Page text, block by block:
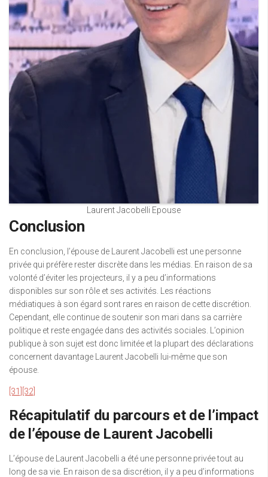
Laurent Jacobelli Epouse
Conclusion
En conclusion, l’épouse de Laurent Jacobelli est une personne
privée qui préfère rester discrète dans les médias. En raison de sa
volonté d’éviter les projecteurs, il y a peu d’informations
disponibles sur son rôle et ses activités. Les réactions
médiatiques à son égard sont rares en raison de cette discrétion.
Cependant, elle continue de soutenir son mari dans sa carrière
politique et reste engagée dans des activités sociales. L’opinion
publique à son sujet est donc limitée et la plupart des déclarations
concernent davantage Laurent Jacobelli lui-même que son
épouse.
[31] [32]
Récapitulatif du parcours et de l’impact
de l’épouse de Laurent Jacobelli
L’épouse de Laurent Jacobelli a été une personne privée tout au
long de sa vie. En raison de sa discrétion, il y a peu d’informations